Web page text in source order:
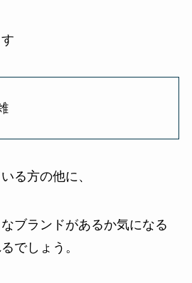
る方の他に、
ブランドがあるか気になる
でしょう。